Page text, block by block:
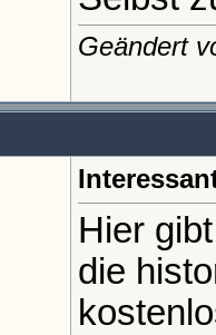
Geändert
Hier
die